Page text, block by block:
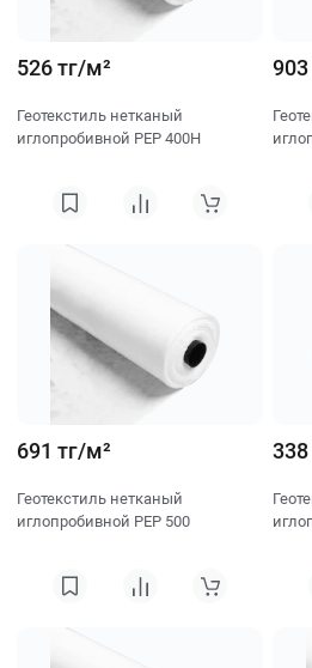
526 тг/м²
Геотекстиль нетканый
иглопробивной PEP 400H
691 тг/м²
Геотекстиль нетканый
иглопробивной PEP 500